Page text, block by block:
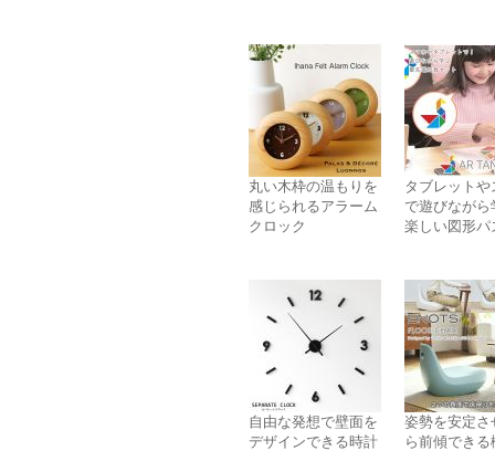
丸い木枠の温もりを
感じられるアラーム
クロック
タブレットや
で遊びながら
楽しい図形パ
自由な発想で壁面を
デザインできる時計
姿勢を安定さ
ら前傾できる